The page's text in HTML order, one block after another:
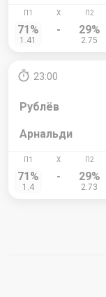
71%
1.41
- 29%
2.75
23:00
Рублёв
Арнальди
71%
1.4
- 29%
2.73